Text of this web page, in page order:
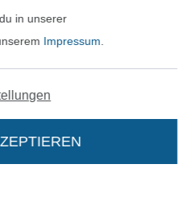
Warenkorb
Inspiration
in unserer
Impressum